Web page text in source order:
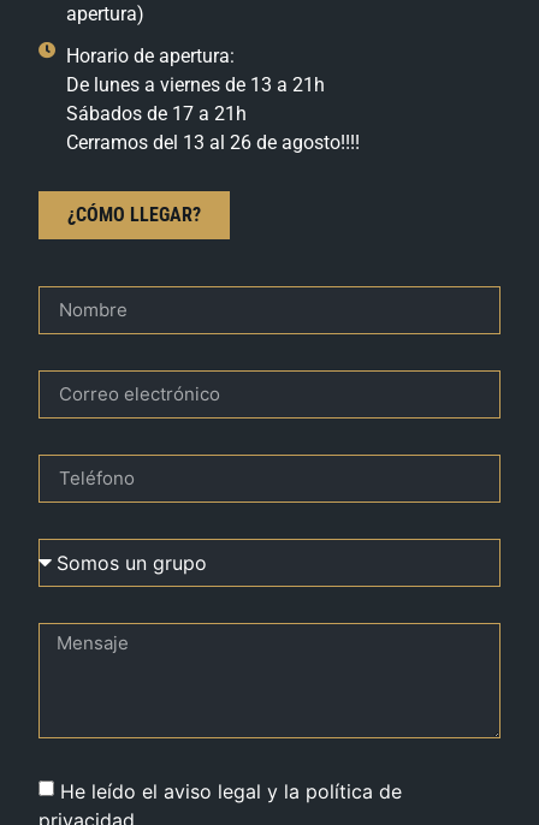
apertura)
Horario de apertura:
De lunes a viernes de 13 a 21h
Sábados de 17 a 21h
Cerramos del 13 al 26 de agosto!!!!
¿CÓMO LLEGAR?
He leído el aviso legal y la política de
privacidad